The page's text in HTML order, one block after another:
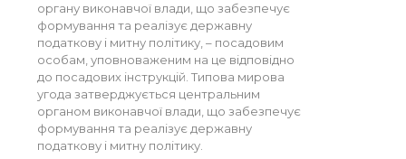
органу виконавчої влади, що забезпечує
формування та реалізує державну
податкову і митну політику, – посадовим
особам, уповноваженим на це відповідно
до посадових інструкцій. Типова мирова
угода затверджується центральним
органом виконавчої влади, що забезпечує
формування та реалізує державну
податкову і митну політику.